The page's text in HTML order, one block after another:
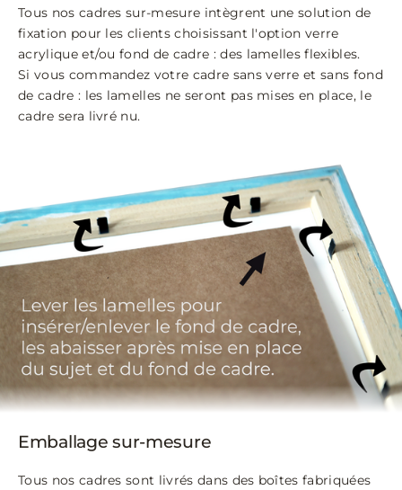
Tous nos cadres sur-mesure intègrent une solution de
fixation pour les clients choisissant l'option verre
acrylique et/ou fond de cadre : des lamelles flexibles.
Si vous commandez votre cadre sans verre et sans fond
de cadre : les lamelles ne seront pas mises en place, le
cadre sera livré nu.
Emballage sur-mesure
Tous nos cadres sont livrés dans des boîtes fabriquées